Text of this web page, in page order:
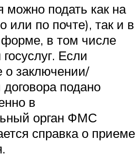
можно подать как на
или по почте), так и в
форме, в том числе
Если
о заключении/
подано
в
орган ФМС
справка о приеме